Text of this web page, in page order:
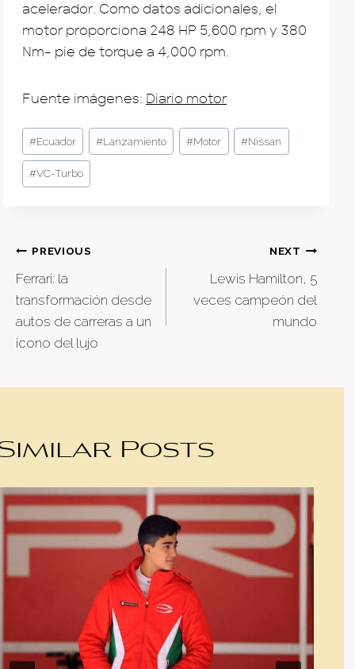
acelerador. Como datos adicionales, el
motor proporciona 248 HP 5,600 rpm y 380
Nm- pie de torque a 4,000 rpm.
Fuente imágenes: Diario motor
Post
Tags:
#Ecuador #Lanzamiento #Motor #Nissan
#VC-Turbo
Post
navigation
PREVIOUS
Ferrari: la
transformación desde
autos de carreras a un
icono del lujo
NEXT
Lewis Hamilton, 5
veces campeón del
mundo
Posts